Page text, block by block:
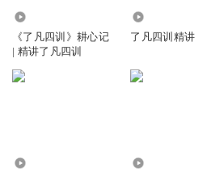
《了凡四训》耕心记
| 精讲了凡四训
了凡四训精讲